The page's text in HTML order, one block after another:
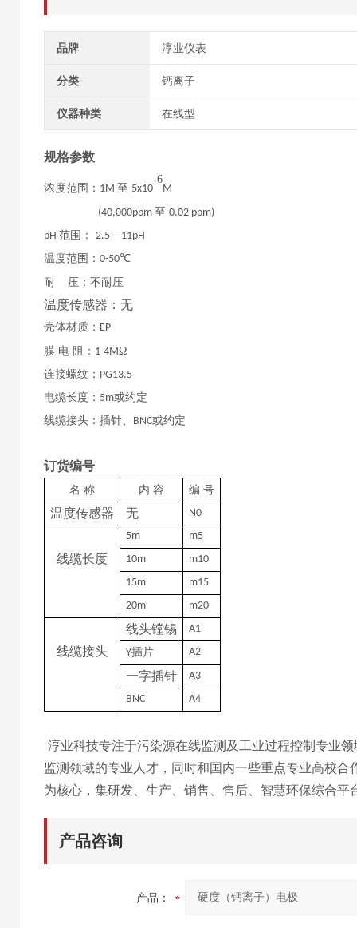
品牌 淳业仪表
分类 钙离子
仪器种类 在线型
规格参数
浓度范围： 1M 至 5x10
-6
M
(40,000ppm 至 0.02 ppm)
pH 范围： 2.5—11pH
温度范围： 0-50℃
耐
压：不耐压
温度传感器：无
壳体材质： EP
膜 电 阻： 1-4MΩ
连接螺纹： PG13.5
电缆长度： 5m或约定
线缆接头：插针、 BNC或约定
订货编号
名 称 内 容 编 号
温度传感器 无 N0
线缆长度
5m
m5
10m
m10
15m
m15
20m
m20
线缆接头
线头镗锡
A1
Y插片 A2
一字插针
A3
BNC
A4
淳业科技专注于污染源在线监测及工业过程控制专业
监测领域的专业人才，同时和国内一些重点专业高校合
为核心，集研发、生产、销售、售后、智慧环保综合平
产品咨询
产品：